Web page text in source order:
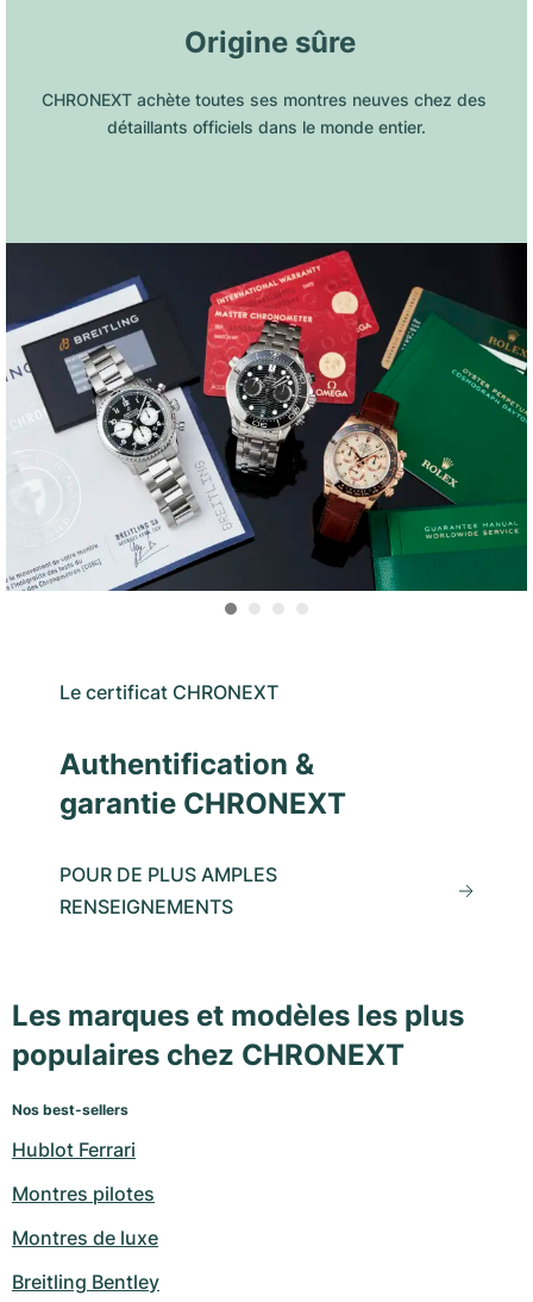
Origine sûre
CHRONEXT achète toutes ses montres neuves chez des
détaillants officiels dans le monde entier.
Le certificat CHRONEXT
Authentification &
garantie CHRONEXT
POUR DE PLUS AMPLES
RENSEIGNEMENTS
Les marques et modèles les plus
populaires chez CHRONEXT
Nos best-sellers
Hublot Ferrari
Montres pilotes
Montres de luxe
Breitling Bentley